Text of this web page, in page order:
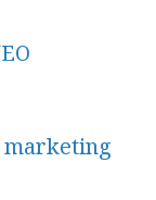
marketing